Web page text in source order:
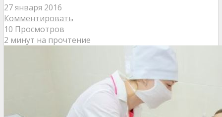
27 января 2016
Комментировать
10 Просмотров
2 минут на прочтение